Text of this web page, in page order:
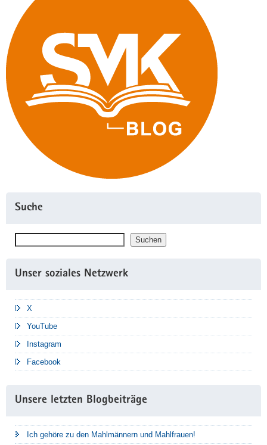
Suche
Suchen Suchen
Unser soziales Netzwerk
X
YouTube
Instagram
Facebook
Unsere letzten Blogbeiträge
Ich gehöre zu den Mahlmännern und Mahlfrauen!